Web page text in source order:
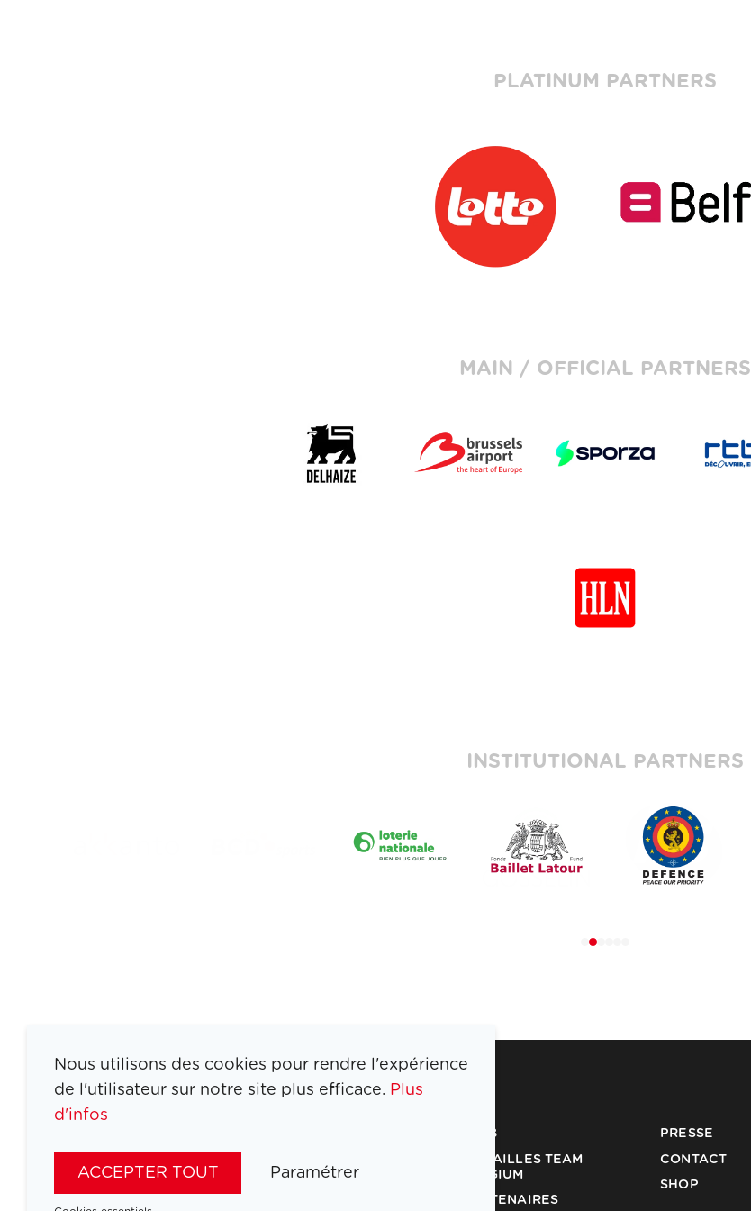
PLATINUM PARTNERS
MAIN / OFFICIAL PARTNERS
INSTITUTIONAL PARTNERS
JEUX
COIB
MÉDAILLES TEAM
BELGIUM
PARTENAIRES
PRESSE
CONTACT
SHOP
Nous utilisons des cookies pour rendre l'expérience
de l'utilisateur sur notre site plus efficace. Plus
d'infos
ACCEPTER TOUT Paramétrer